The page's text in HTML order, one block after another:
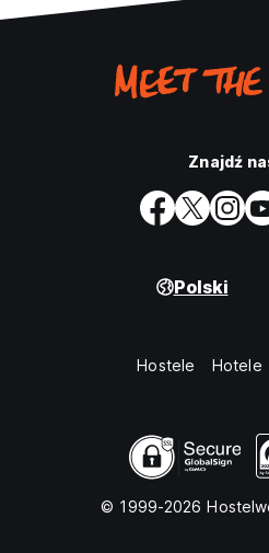
Znajdź
Polski
Hostele Hotele
© 1999-2026